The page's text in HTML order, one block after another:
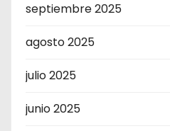
septiembre 2025
agosto 2025
julio 2025
junio 2025